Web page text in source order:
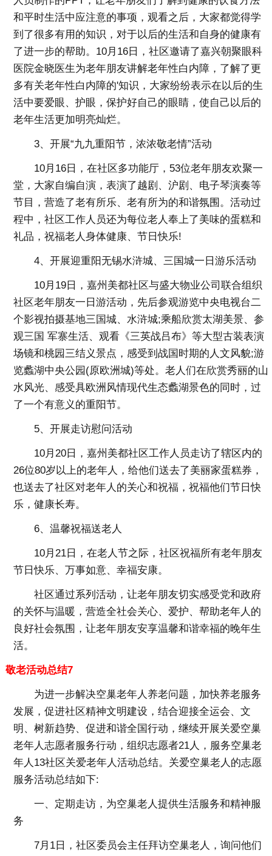
和平时生活中应注意的事项，观看之后，大家都觉得学
到了很多有用的知识，对于以后的生活和自身的健康有
了进一步的帮助。10月16日，社区邀请了嘉兴朝聚眼科
医院金晓医生为老年朋友讲解老年性白内障，了解了更
多有关老年性白内障的'知识，大家纷纷表示在以后的生
活中要爱眼、护眼，保护好自己的眼睛，使自己以后的
老年生活更加明亮灿烂。
3、开展“九九重阳节，浓浓敬老情”活动
10月16日，在社区多功能厅，53位老年朋友欢聚一
堂，大家自编自演，表演了越剧、沪剧、电子琴演奏等
节目，营造了老有所乐、老有所为的和谐氛围。活动过
程中，社区工作人员还为每位老人奉上了美味的蛋糕和
礼品，祝福老人身体健康、节日快乐!
4、开展迎重阳无锡水浒城、三国城一日游乐活动
10月19日，嘉州美都社区与盛大物业公司联合组织
社区老年朋友一日游活动，先后参观游览中央电视台二
个影视拍摄基地三国城、水浒城;乘船欣赏太湖美景、参
观三国 军寨生活、观看《三英战吕布》等大型古装表演
场镜和桃园三结义景点，感受到战国时期的人文风貌;游
览蠡湖中央公园(原欧洲城)等处。老人们在欣赏秀丽的山
水风光、感受具欧洲风情现代生态蠡湖景色的同时，过
了一个有意义的重阳节。
5、开展走访慰问活动
10月20日，嘉州美都社区工作人员走访了辖区内的
26位80岁以上的老年人，给他们送去了美丽家蛋糕券，
也送去了社区对老年人的关心和祝福，祝福他们节日快
乐，健康长寿。
6、温馨祝福送老人
10月21日，在老人节之际，社区祝福所有老年朋友
节日快乐、万事如意、幸福安康。
社区通过系列活动，让老年朋友切实感受党和政府
的关怀与温暖，营造全社会关心、爱护、帮助老年人的
良好社会氛围，让老年朋友安享温馨和谐幸福的晚年生
活。
敬老活动总结7
为进一步解决空巢老年人养老问题，加快养老服务
发展，促进社区精神文明建设，结合迎接全运会、文
明、树新趋势、促进和谐全国行动，继续开展关爱空巢
老年人志愿者服务行动，组织志愿者21人，服务空巢老
年人13社区关爱老年人活动总结。关爱空巢老人的志愿
服务活动总结如下:
一、定期走访，为空巢老人提供生活服务和精神服
务
7月1日，社区委员会主任拜访空巢老人，询问他们